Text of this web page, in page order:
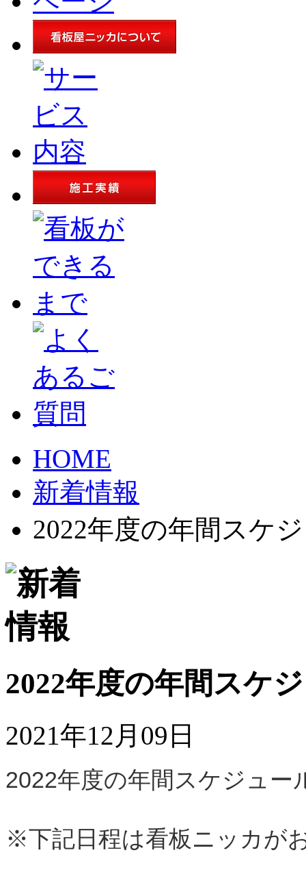
HOME
新着情報
2022年度の年間スケ
2022年度の年間スケ
2021年12月09日
2022年度の年間スケジュー
※下記日程は看板ニッカが